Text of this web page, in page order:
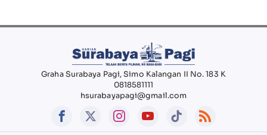
Graha Surabaya Pagi, Simo Kalangan II No. 183 K
0818581111
hsurabayapagi@gmail.com